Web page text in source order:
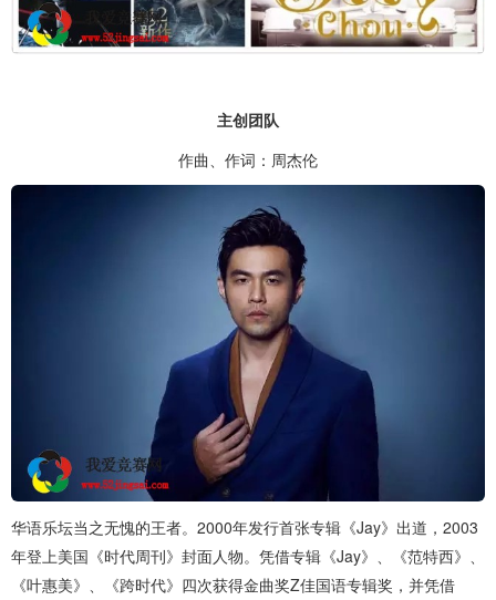
主创团队
作曲、作词：周杰伦
华语乐坛当之无愧的王者。2000年发行首张专辑《Jay》出道，2003
年登上美国《时代周刊》封面人物。凭借专辑《Jay》、《范特西》、
《叶惠美》、《跨时代》四次获得金曲奖Z佳国语专辑奖，并凭借